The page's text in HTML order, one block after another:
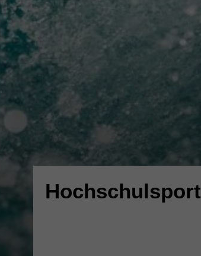
Hochschulsport